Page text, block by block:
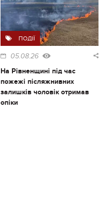
ПОДІЇ
05.08.26
На Рівненщині під час
пожежі післяжнивних
залишків чоловік отримав
опіки